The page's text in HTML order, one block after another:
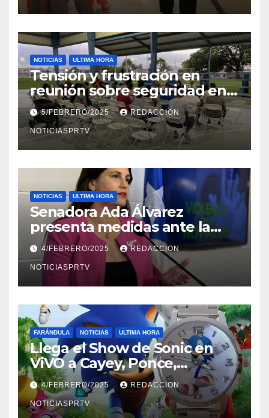
NOTICIAS ULTIMA HORA
Tensión y frustración en
reunión sobre seguridad en
Reparto Metropolitano
5/FEBRERO/2025 REDACCION
NOTICIASPRTV
NOTICIAS ULTIMA HORA
Senadora Ada Álvarez
presenta medidas ante la
violencia en el noviazgo
4/FEBRERO/2025 REDACCION
NOTICIASPRTV
FARÁNDULA NOTICIAS ULTIMA HORA
Llega el Show de Sonic en
ViVO a Cayey, Ponce,
Barceloneta y Humacao,
Relojes gratis para el que
compre ahora….
4/FEBRERO/2025 REDACCION
NOTICIASPRTV